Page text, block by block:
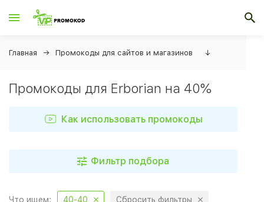
Главная Промокоды для сайтов и магазинов ↓
Промокоды для Erborian на 40%
Как использовать промокоды
Фильтр подбора
Что ищем: 40-40 Сбросить фильтры